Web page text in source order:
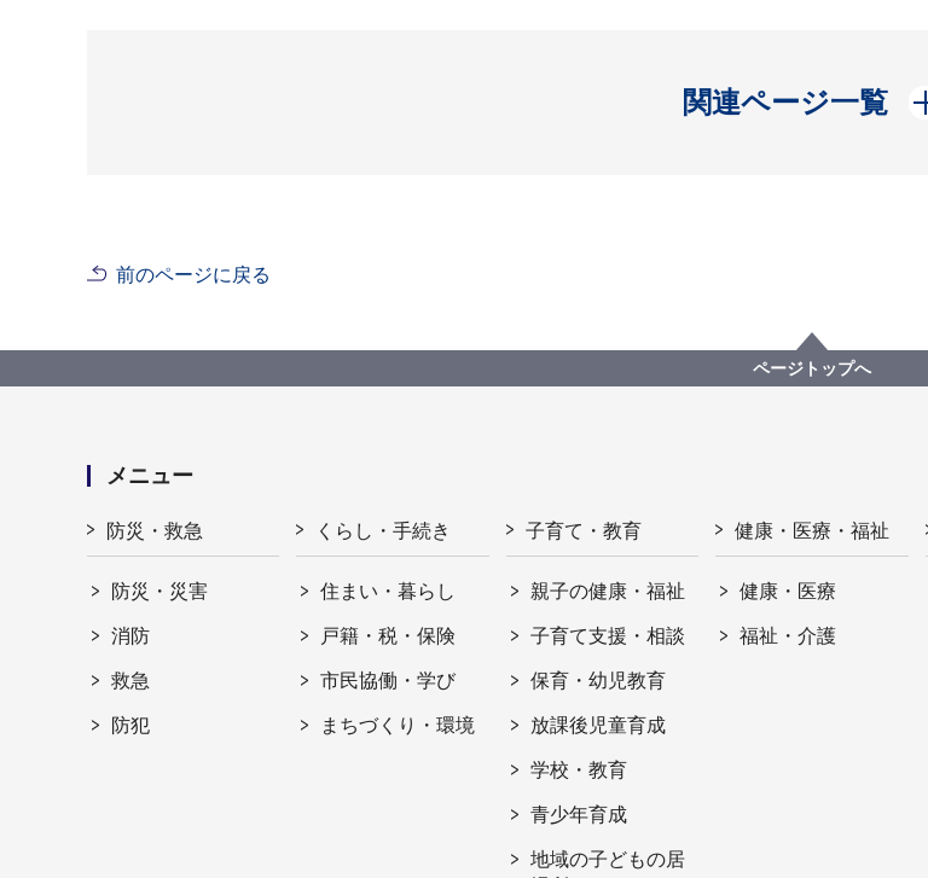
関連ページ一覧
開く
前のページに戻る
ページトップへ
メニュー
防災・救急
防災・災害
消防
救急
防犯
くらし・手続き
住まい・暮らし
戸籍・税・保険
市民協働・学び
まちづくり・環境
子育て・教育
親子の健康・福祉
子育て支援・相談
保育・幼児教育
放課後児童育成
学校・教育
青少年育成
地域の子どもの居
健康・医療・福祉
健康・医療
福祉・介護